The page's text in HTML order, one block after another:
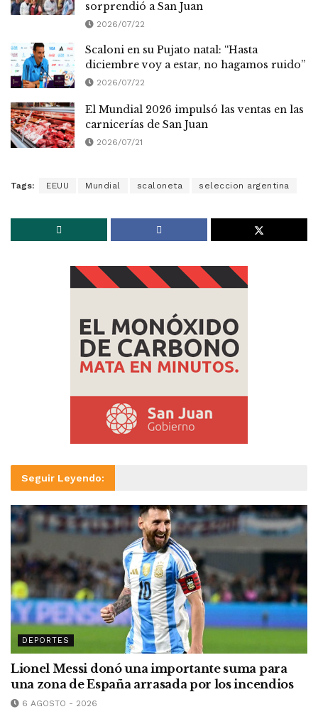
sorprendió a San Juan
2026/07/22
Scaloni en su Pujato natal: “Hasta
diciembre voy a estar, no hagamos ruido”
2026/07/22
El Mundial 2026 impulsó las ventas en las
carnicerías de San Juan
2026/07/21
Tags: EEUU Mundial scaloneta seleccion argentina
Seguir Leyendo:
DEPORTES
Lionel Messi donó una importante suma para
una zona de España arrasada por los incendios
6 AGOSTO - 2026